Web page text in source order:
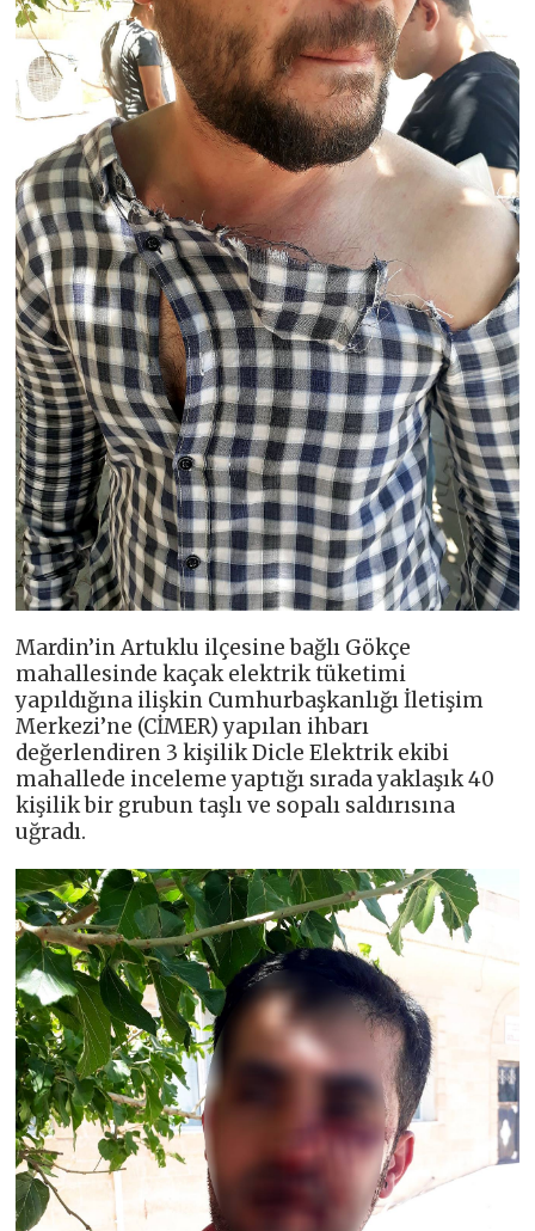
Mardin’in Artuklu ilçesine bağlı Gökçe
mahallesinde kaçak elektrik tüketimi
yapıldığına ilişkin Cumhurbaşkanlığı İletişim
Merkezi’ne (CİMER) yapılan ihbarı
değerlendiren 3 kişilik Dicle Elektrik ekibi
mahallede inceleme yaptığı sırada yaklaşık 40
kişilik bir grubun taşlı ve sopalı saldırısına
uğradı.